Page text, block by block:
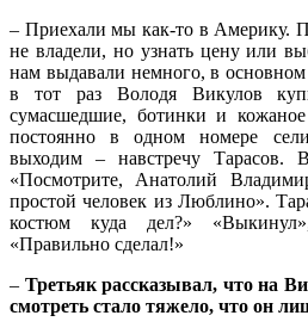
– Приехали мы как-то в Америку.
не владели, но узнать цену или
нам выдавали немного, в
в тот раз Володя Викулов
сумасшедшие, ботинки и
постоянно в одном номере
выходим – навстречу Тарасов.
«Посмотрите, Анатолий
простой человек из Люблино».
костюм куда дел?»
«Правильно сделал!»
– Третьяк рассказывал, что на
смотреть стало тяжело, что он